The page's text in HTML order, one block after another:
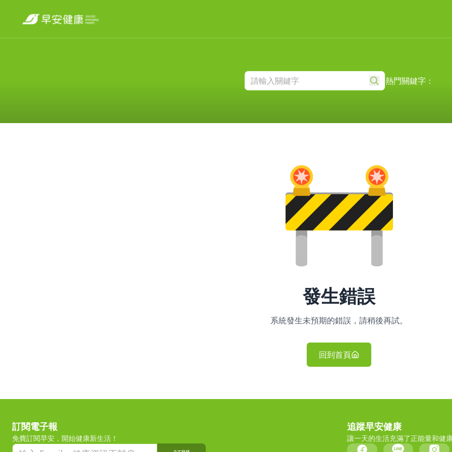
熱門關鍵字：
發生錯誤
系統發生未預期的錯誤，請稍後再試。
回到首頁
訂閱電子報
免費訂閱早安，開始健康新生活！
追蹤早安健康
讓一天的生活充滿了正能量和健